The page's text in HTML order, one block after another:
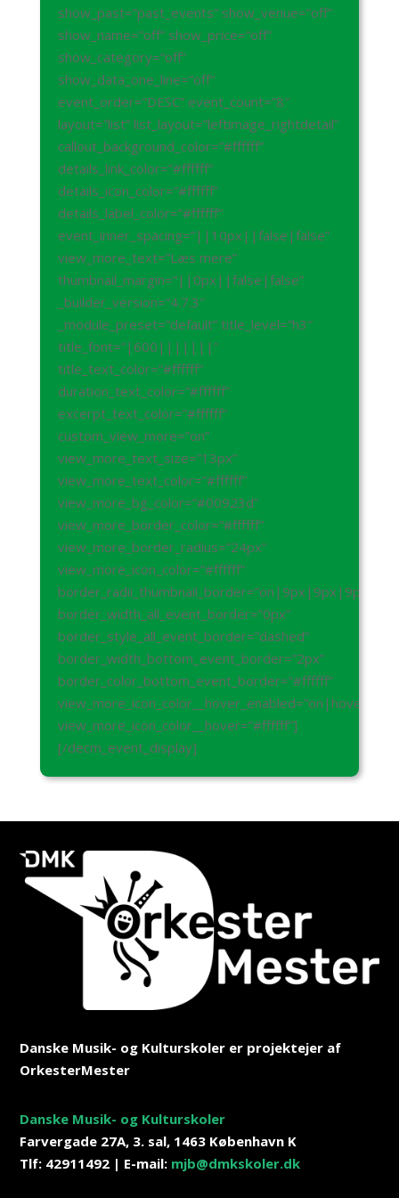
show_past=”past_events” show_venue=”off”
show_name=”off” show_price=”off”
show_category=”off”
show_data_one_line=”off”
event_order=”DESC” event_count=”8″
layout=”list” list_layout=”leftimage_rightdetail”
callout_background_color=”#ffffff”
details_link_color=”#ffffff”
details_icon_color=”#ffffff”
details_label_color=”#ffffff”
event_inner_spacing=”||10px||false|false”
view_more_text=”Læs mere”
thumbnail_margin=”||0px||false|false”
_builder_version=”4.7.3″
_module_preset=”default” title_level=”h3″
title_font=”|600|||||||”
title_text_color=”#ffffff”
duration_text_color=”#ffffff”
excerpt_text_color=”#ffffff”
custom_view_more=”on”
view_more_text_size=”13px”
view_more_text_color=”#ffffff”
view_more_bg_color=”#00923d”
view_more_border_color=”#ffffff”
view_more_border_radius=”24px”
view_more_icon_color=”#ffffff”
border_width_all_event_border=”0px”
border_style_all_event_border=”dashed”
border_width_bottom_event_border=”2px”
border_color_bottom_event_border=”#ffffff”
view_more_icon_color__hover_enabled=”on|hover”
view_more_icon_color__hover=”#ffffff”]
[/decm_event_display]
Danske Musik- og Kulturskoler er projektejer af
OrkesterMester
Danske Musik- og Kulturskoler
Farvergade 27A, 3. sal, 1463 København K
Tlf: 42911492 | E-mail: mjb@dmkskoler.dk